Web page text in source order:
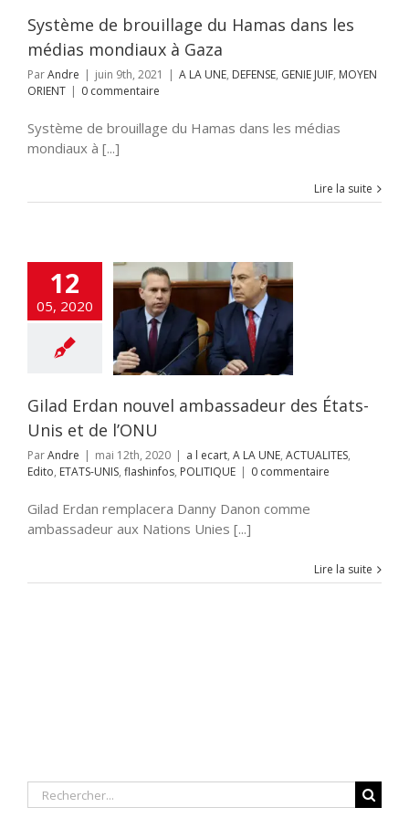
Système de brouillage du Hamas dans les
médias mondiaux à Gaza
ParAndre | juin 9th, 2021 | A LA UNE, DEFENSE, GENIE JUIF, MOYEN
ORIENT | 0 commentaire
Système de brouillage du Hamas dans les médias
mondiaux à [...]
Lire la suite
12
05, 2020
nouvel
des
A LA UNE
Gilad Erdan nouvel ambassadeur des États-
Unis et de l’ONU
ParAndre | mai 12th, 2020 | a l ecart, A LA UNE, ACTUALITES,
Edito, ETATS-UNIS, flashinfos, POLITIQUE | 0 commentaire
Gilad Erdan remplacera Danny Danon comme
ambassadeur aux Nations Unies [...]
Lire la suite
Rechercher: